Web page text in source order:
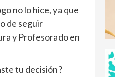
no lo hice, ya que
de seguir
y Profesorado en
tu decisión?